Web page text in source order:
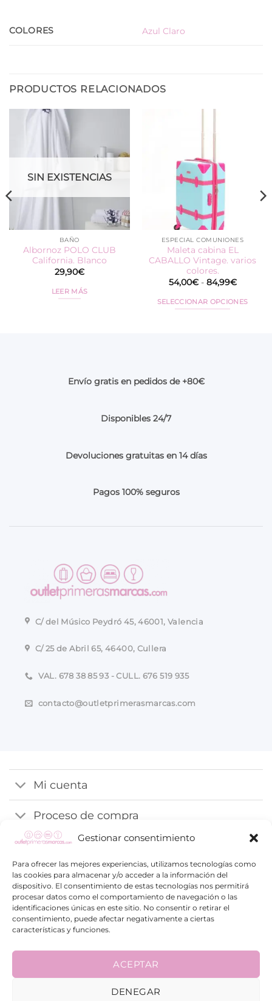
Gestionar consentimiento
Para ofrecer las mejores experiencias, utilizamos tecnologías como
las cookies para almacenar y/o acceder a la información del
dispositivo. El consentimiento de estas tecnologías nos permitirá
procesar datos como el comportamiento de navegación o las
identificaciones únicas en este sitio. No consentir o retirar el
consentimiento, puede afectar negativamente a ciertas
características y funciones.
ACEPTAR
DENEGAR
COLORES Azul Claro
PRODUCTOS RELACIONADOS
SIN EXISTENCIAS
BAÑO
Albornoz POLO CLUB
California. Blanco
29,90€
LEER MÁS
ESPECIAL COMUNIONES
Maleta cabina EL
CABALLO Vintage. varios
colores.
54,00€ - 84,99€Rango
precios:
desde
SELECCIONAR OPCIONES
Las
la
Envío gratis en pedidos de +80€
Disponibles 24/7
Devoluciones gratuitas en 14 días
Pagos 100% seguros
C/ del Músico Peydró 45, 46001, Valencia
C/ 25 de Abril 65, 46400, Cullera
VAL. 678 38 85 93 - CULL. 676 519 935
contacto@outletprimerasmarcas.com
Mi cuenta
Proceso de compra
Información
Visa
Pay
© 2026 | Diseñado porPubliting.com